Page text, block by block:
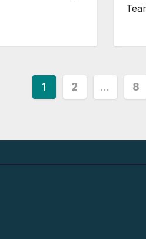
Beiträge
1 2 … 8